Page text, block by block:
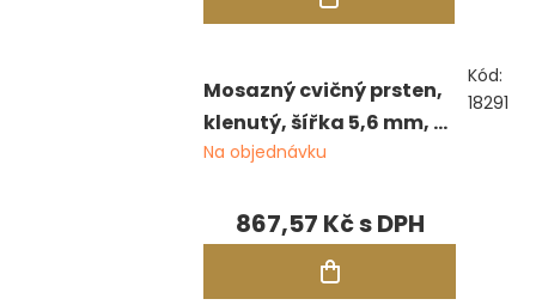
Mosazný cvičný prsten,
klenutý, šířka 5,6 mm, 5
ks
Na objednávku
867,57 Kč
Kód:
18291